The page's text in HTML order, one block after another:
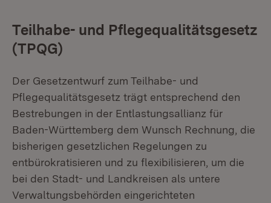
Teilhabe- und Pflegequalitätsgesetz
(TPQG)
Der Gesetzentwurf zum Teilhabe- und
Pflegequalitätsgesetz trägt entsprechend den
Bestrebungen in der Entlastungsallianz für
Baden-Württemberg dem Wunsch Rechnung, die
bisherigen gesetzlichen Regelungen zu
entbürokratisieren und zu flexibilisieren, um die
bei den Stadt- und Landkreisen als untere
Verwaltungsbehörden eingerichteten